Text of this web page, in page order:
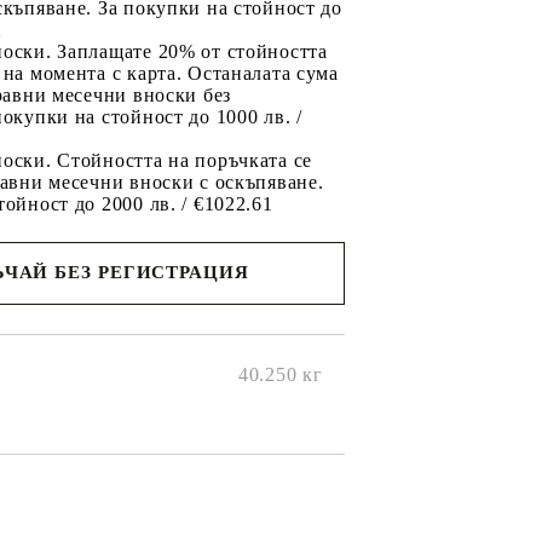
За покупки на стойност до
Заплащате 20% от стойността
момента с карта. Останалата сума
месечни вноски без
на стойност до 1000 лв. /
Стойността на поръчката се
месечни вноски с оскъпяване.
до 2000 лв. / €1022.61
БЕЗ РЕГИСТРАЦИЯ
40.250 кг